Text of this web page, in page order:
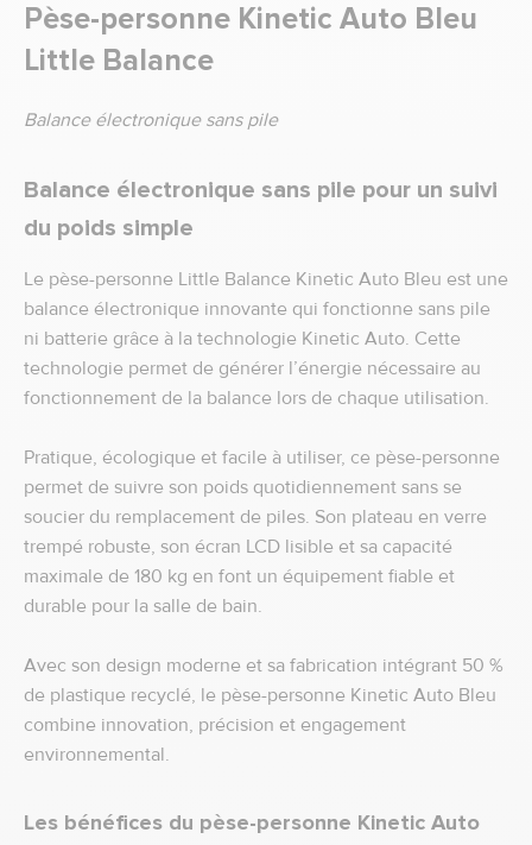
Pèse-personne Kinetic Auto Bleu
Little Balance
Balance électronique sans pile
Balance électronique sans pile pour un suivi
du poids simple
Le pèse-personne Little Balance Kinetic Auto Bleu est une
balance électronique innovante qui fonctionne sans pile
ni batterie grâce à la technologie Kinetic Auto. Cette
technologie permet de générer l’énergie nécessaire au
fonctionnement de la balance lors de chaque utilisation.
Pratique, écologique et facile à utiliser, ce pèse-personne
permet de suivre son poids quotidiennement sans se
soucier du remplacement de piles. Son plateau en verre
trempé robuste, son écran LCD lisible et sa capacité
maximale de 180 kg en font un équipement fiable et
durable pour la salle de bain.
Avec son design moderne et sa fabrication intégrant 50 %
de plastique recyclé, le pèse-personne Kinetic Auto Bleu
combine innovation, précision et engagement
environnemental.
Les bénéfices du pèse-personne Kinetic Auto